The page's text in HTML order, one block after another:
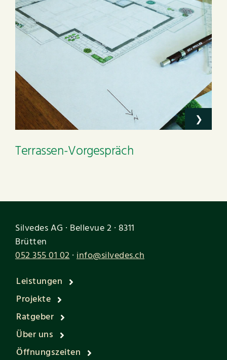
Terrassen-Vorgespräch
Silvedes AG · Bellevue 2 · 8311
Brütten
052 355 01 02· info@silvedes.ch
Leistungen
Projekte
Ratgeber
Über uns
Öffnungszeiten